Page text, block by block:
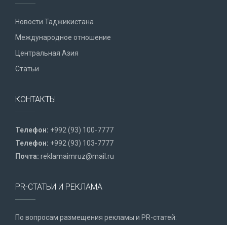
Новости Таджикистана
Международное отношение
Центральная Азия
Статьи
КОНТАКТЫ
Телефон: +992 (93) 100-7777
Телефон: +992 (93) 103-7777
Почта: reklamaimruz@mail.ru
PR-СТАТЬИ И РЕКЛАМА
По вопросам размещения рекламы и PR-статей: